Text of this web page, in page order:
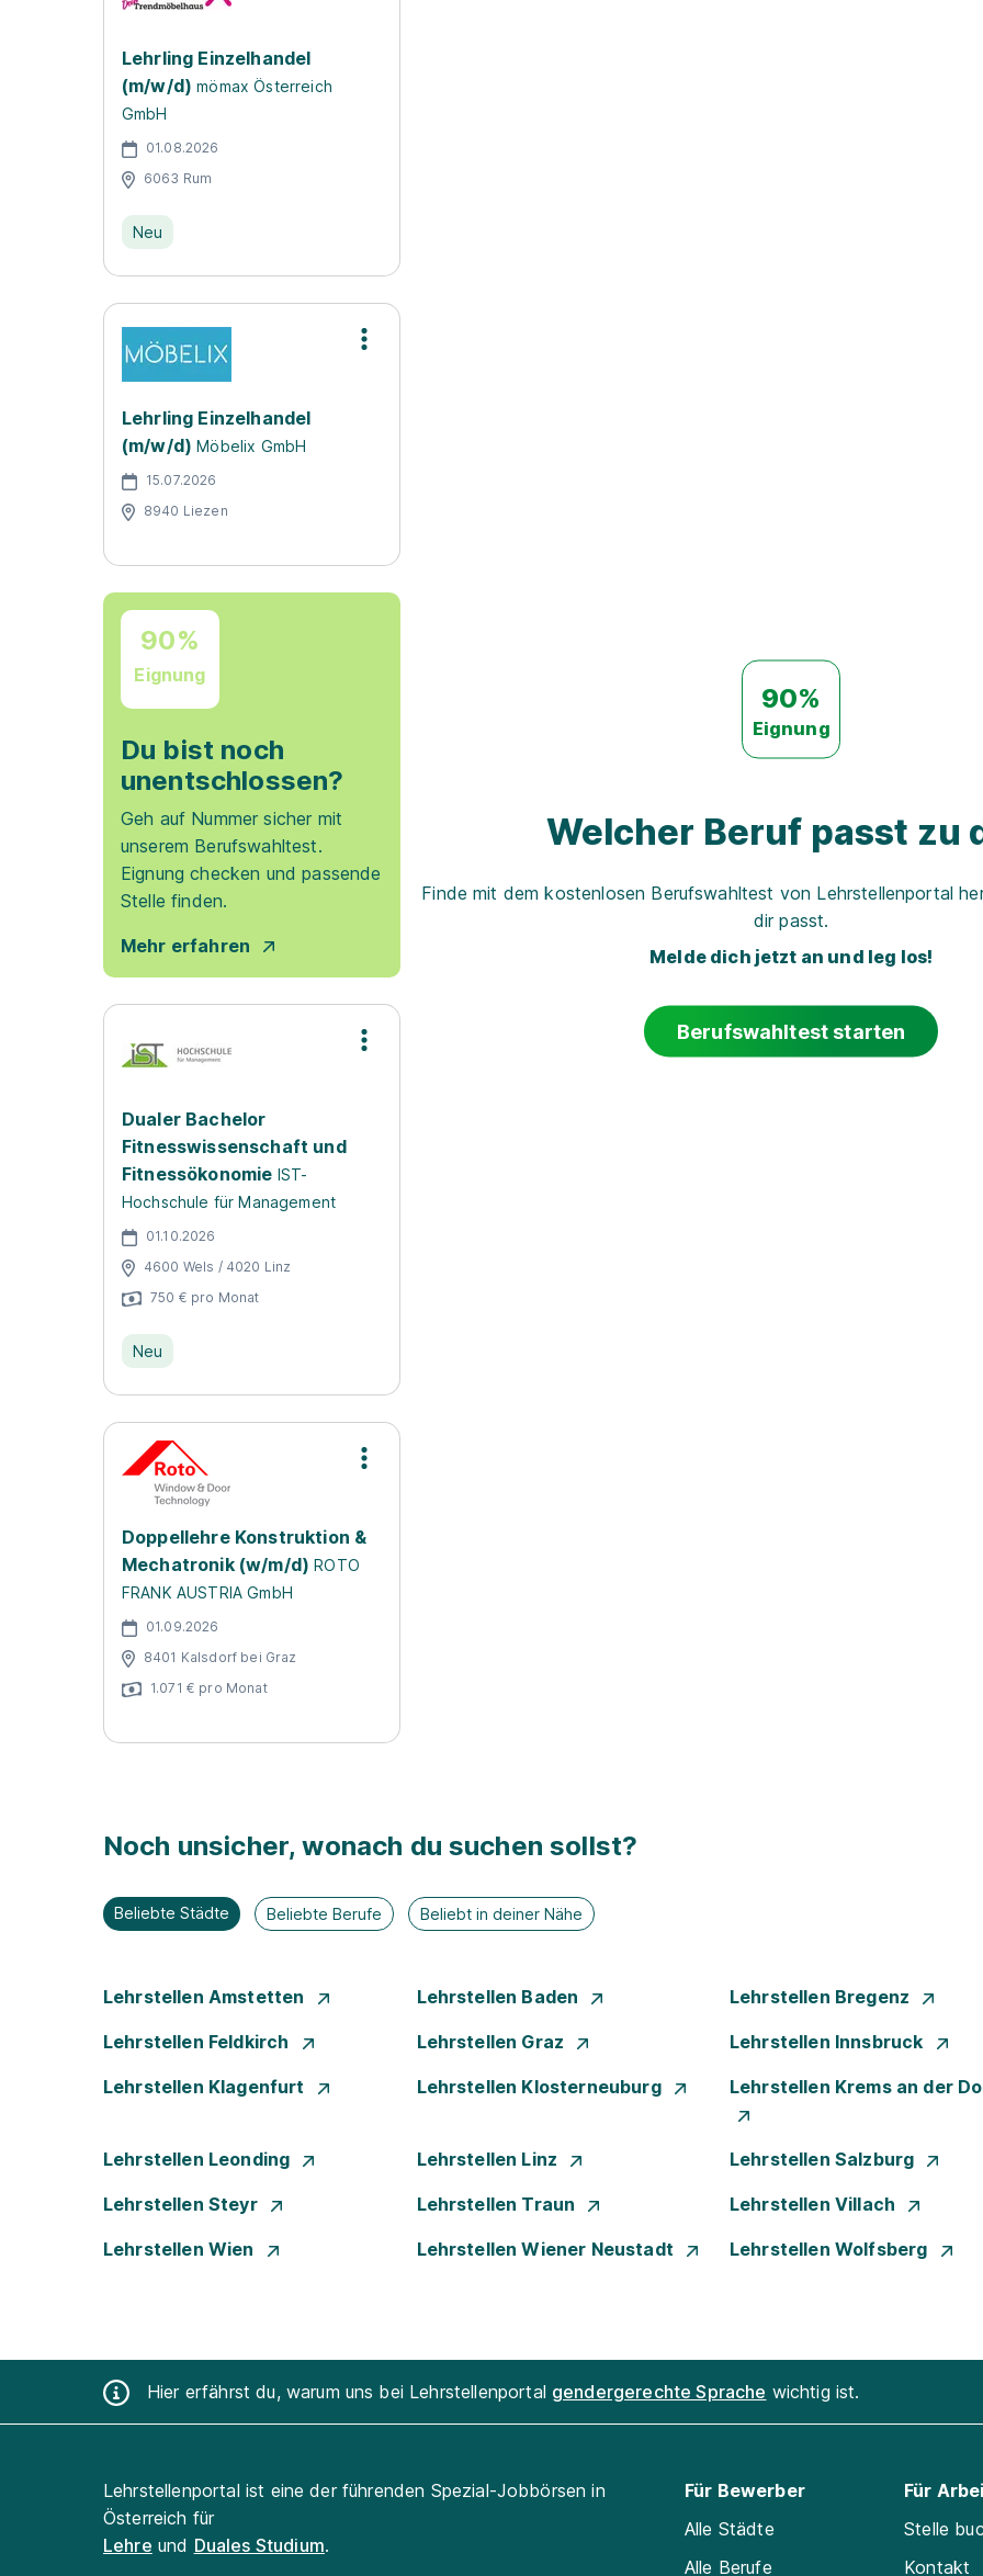
Lehrling Einzelhandel
(m/w/d) mömax Österreich
GmbH
01.08.2026
6063 Rum
Neu
Lehrling Einzelhandel
(m/w/d) Möbelix GmbH
15.07.2026
8940 Liezen
90%
Eignung
Du bist noch
unentschlossen?
Geh auf Nummer sicher mit
unserem Berufswahltest.
Eignung checken und passende
Stelle finden.
Mehr erfahren
Dualer Bachelor
Fitnesswissenschaft und
Fitnessökonomie IST-
Hochschule für Management
01.10.2026
4600 Wels / 4020 Linz
750 € pro Monat
Neu
Doppellehre Konstruktion &
Mechatronik (w/m/d) ROTO
FRANK AUSTRIA GmbH
01.09.2026
8401 Kalsdorf bei Graz
1.071 € pro Monat
90%
Eignung
Welcher Beruf passt zu
Finde mit dem kostenlosen Berufswahltest von Lehrstellenportal
dir passt.
Melde dich jetzt an und leg los!
Berufswahltest starten
Noch unsicher, wonach du suchen sollst?
Beliebte Städte Beliebte Berufe Beliebt in deiner Nähe
Lehrstellen Amstetten Lehrstellen Baden Lehrstellen Bregenz
Lehrstellen Feldkirch Lehrstellen Graz Lehrstellen Innsbruck
Lehrstellen Klagenfurt Lehrstellen Klosterneuburg Lehrstellen Krems an der
Lehrstellen Leonding Lehrstellen Linz Lehrstellen Salzburg
Lehrstellen Steyr Lehrstellen Traun Lehrstellen Villach
Lehrstellen Wien Lehrstellen Wiener Neustadt Lehrstellen Wolfsberg
Hier erfährst du, warum uns bei Lehrstellenportal gendergerechte Sprache wichtig ist.
Lehrstellenportal ist eine der führenden Spezial-Jobbörsen in
Österreich für
Lehre und Duales Studium.
Für Bewerber
Alle Städte
Alle Berufe
Für
Stelle
Kontakt